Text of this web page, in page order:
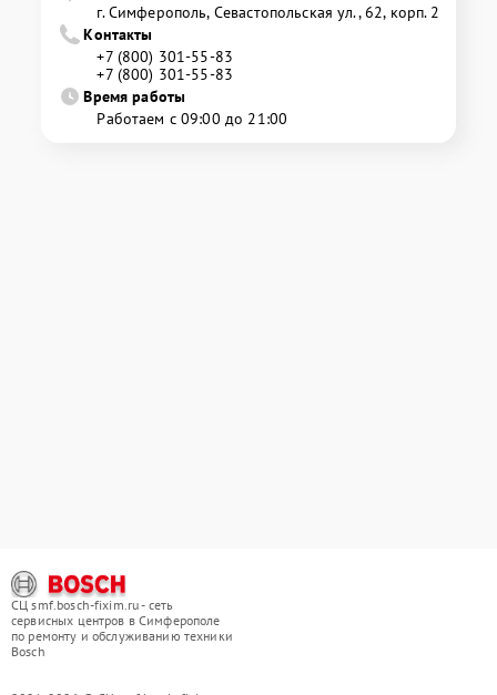
г. Симферополь, Севастопольская ул., 62, корп. 2
Контакты
+7 (800) 301-55-83
+7 (800) 301-55-83
Время работы
Работаем с 09:00 до 21:00
СЦ smf.bosch-fixim.ru - сеть
сервисных центров в Симферополе
по ремонту и обслуживанию техники
Bosch